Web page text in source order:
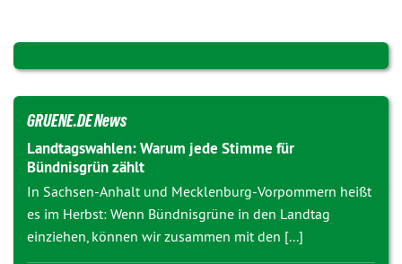
GRUENE.DE News
Landtagswahlen: Warum jede Stimme für
Bündnisgrün zählt
In Sachsen-Anhalt und Mecklenburg-Vorpommern heißt
es im Herbst: Wenn Bündnisgrüne in den Landtag
einziehen, können wir zusammen mit den [...]